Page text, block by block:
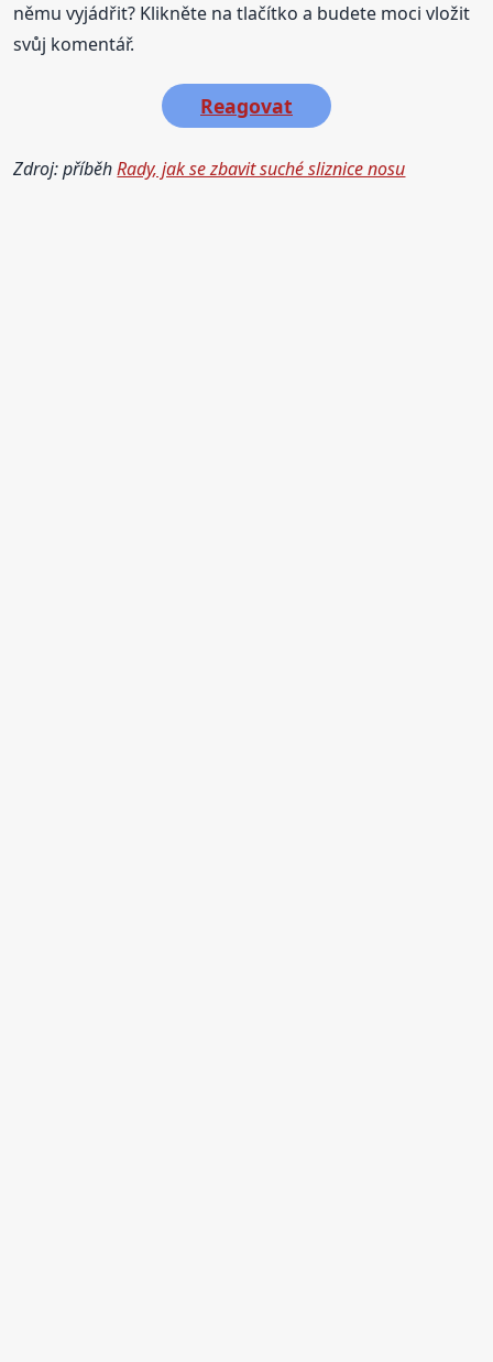
němu vyjádřit? Klikněte na tlačítko a budete moci vložit
svůj komentář.
Reagovat
Zdroj: příběhRady, jak se zbavit suché sliznice nosu